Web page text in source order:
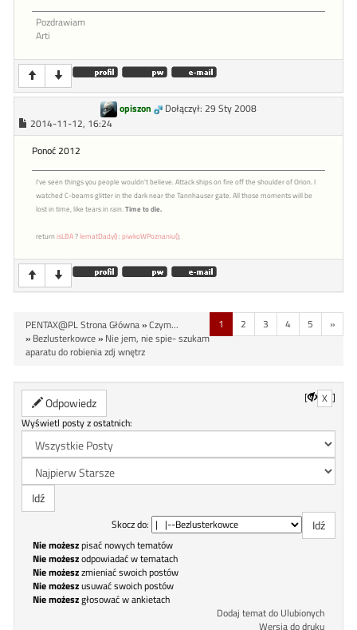
Pozdrawiam
Arti
opiszon
Dołączył: 29 Sty 2008
2014-11-12, 16:24
Ponoć 2012
I've seen things you people wouldn't believe. Attack ships on fire off the shoulder of Orion. I
watched C-beams glitter in the dark near the Tannhauser gate. All those moments will be
lost in time, like tears in rain.Time to die.
returnisLBA?lematDady():piwkoWPoznaniu();
1 2 3 4 5 »
PENTAX@PL Strona Główna»Czym...
» Bezlusterkowce» Nie jem, nie spie- szukam
aparatu do robienia zdj wnętrz
Odpowiedz [ X ]
Wyświetl posty z ostatnich:
Skocz do:
Nie możeszpisać nowych tematów
Nie możeszodpowiadać w tematach
Nie możeszzmieniać swoich postów
Nie możeszusuwać swoich postów
Nie możeszgłosować w ankietach
Dodaj temat do Ulubionych
Wersja do druku